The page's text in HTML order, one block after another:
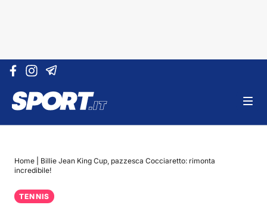
Vai al contenuto
Home
Billie Jean King Cup, pazzesca Cocciaretto: rimonta
incredibile!
TENNIS